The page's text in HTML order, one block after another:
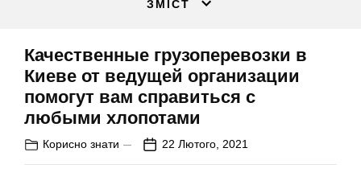
ЗМІСТ
Качественные грузоперевозки в
Киеве от ведущей организации
помогут вам справиться с
любыми хлопотами
Корисно знати 22 Лютого, 2021